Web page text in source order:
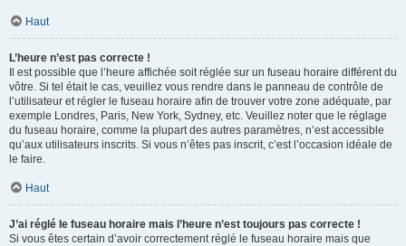
Haut
L’heure n’est pas correcte !
Il est possible que l’heure affichée soit réglée sur un fuseau horaire différent du
vôtre. Si tel était le cas, veuillez vous rendre dans le panneau de contrôle de
l’utilisateur et régler le fuseau horaire afin de trouver votre zone adéquate, par
exemple Londres, Paris, New York, Sydney, etc. Veuillez noter que le réglage
du fuseau horaire, comme la plupart des autres paramètres, n’est accessible
qu’aux utilisateurs inscrits. Si vous n’êtes pas inscrit, c’est l’occasion idéale de
le faire.
Haut
J’ai réglé le fuseau horaire mais l’heure n’est toujours pas correcte !
Si vous êtes certain d’avoir correctement réglé le fuseau horaire mais que